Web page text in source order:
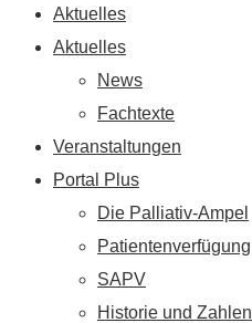
Aktuelles
Aktuelles
News
Fachtexte
Veranstaltungen
Portal Plus
Die Palliativ-Ampel
Patientenverfügung
SAPV
Historie und Zahlen